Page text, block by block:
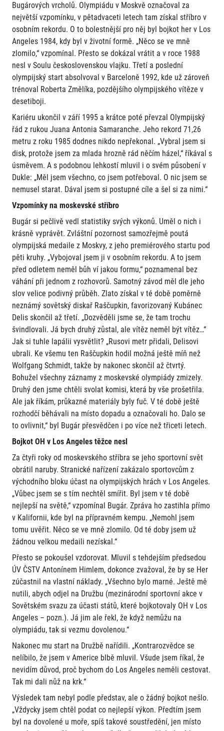
Bugárových vrcholů. Olympiádu v Moskvě označoval za
největší vzpomínku, v pětadvaceti letech tam získal stříbro v
osobním rekordu. O to bolestnější pro něj byl bojkot her v Los
Angeles 1984, kdy byl v životní formě. „Něco se ve mně
zlomilo,“ vzpomínal. Přesto se dokázal vrátit a v roce 1988
nesl v Soulu československou vlajku. Třetí a poslední
olympijský start absolvoval v Barceloně 1992, kde už zároveň
trénoval Roberta Změlíka, pozdějšího olympijského vítěze v
desetiboji.
Kariéru ukončil v září 1995 a krátce poté převzal Olympijský
řád z rukou Juana Antonia Samaranche. Jeho rekord 71,26
metru z roku 1985 dodnes nikdo nepřekonal. „Vybral jsem si
disk, protože jsem za mlada hrozně rád něčím házel,“ říkával s
úsměvem. A s podobnou lehkostí mluvil i o svém působení v
Dukle: „Měl jsem všechno, co jsem potřeboval. O nic jsem se
nemusel starat. Dával jsem si postupné cíle a šel si za nimi.“
Vzpomínky na moskevské stříbro
Bugár si pečlivě vedl statistiky svých výkonů. Uměl o nich i
krásně vyprávět. Zvláštní pozornost samozřejmě poutá
olympijská medaile z Moskvy, z jeho premiérového startu pod
pěti kruhy. „Vybojoval jsem ji v osobním rekordu. A to jsem
před odletem neměl bůh ví jakou formu,“ poznamenal bez
váhání při jednom z rozhovorů. Samotný závod měl dle jeho
slov velice podivný průběh. Zlato získal v té době poměrně
neznámý sovětský diskař Raščupkin, favorizovaný Kubánec
Delis skončil až třetí. „Dozvěděli jsme se, že tam trochu
švindlovali. Já bych druhý zůstal, ale vítěz neměl být vítěz…“
Jak si tuhle lapálii vysvětlit? „Rusovi metr přidali, Delisovi
ubrali. Ke všemu ten Raščupkin hodil možná ještě míň než
Wolfgang Schmidt, takže by nakonec skončil až čtvrtý.
Bohužel všechny záznamy z moskevské olympiády zmizely.
Druhý den jsme chtěli svolat komisi, která by vše prošetřila.
Ale jak říkám, průkazné materiály byly fuč. V té době ještě
rozhodčí běhávali na místo dopadu a označovali ho. Dalo se
to ovlivnit,“ byl Bugár přesvědčen i po více než třiceti letech.
Bojkot OH v Los Angeles těžce nesl
Za čtyři roky od moskevského stříbra se jeho sportovní svět
obrátil naruby. Stranické nařízení zakázalo sportovcům z
východního bloku účast na olympijských hrách v Los Angeles.
„Vůbec jsem se s tím nechtěl smířit. Byl jsem v té době
nejlepší na světě,“ vzpomínal Bugár. Zpráva ho zastihla přímo
v Kalifornii, kde byl na přípravném kempu. „Nemohl jsem
tomu uvěřit. Něco se ve mně zlomilo. Od té doby jsem už
žádnou velkou medaili nezískal.“
Přesto se pokoušel vzdorovat. Mluvil s tehdejším předsedou
ÚV ČSTV Antonínem Himlem, dokonce zvažoval, že by se Her
zúčastnil na vlastní náklady. „Všechno bylo marné. Ještě mě
nutili, abych odjel na Družbu (mezinárodní sportovní akce v
Sovětském svazu za účasti států, které bojkotovaly OH v Los
Angeles – pozn.). Já jim ale řekl, že když nemůžu na
olympiádu, tak si vezmu dovolenou.“
Nakonec mu start na Družbě nařídili. „Kontrarozvědce se
nelíbilo, že jsem v Americe blbě mluvil. Všude jsem říkal, že
nevidím důvod, proč bychom do Los Angeles neměli cestovat.
Tak mi dali nůž na krk.“
Výsledek tam nebyl podle představ, ale o žádný bojkot nešlo.
„Vždycky jsem chtěl podat co nejlepší výkon. Předtím jsem
byl na dovolené u moře, spíš takové soustředění, jen místo